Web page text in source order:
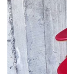
Posete
Rucsac
Plic
Saculet
Borsete
Mov
Visiniu
Maro
Albastru